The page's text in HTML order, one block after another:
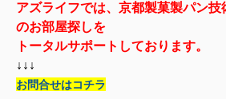
アズライフでは、京都製菓製パン技
のお部屋探しを
トータルサポートしております。
↓↓↓
お問合せはコチラ